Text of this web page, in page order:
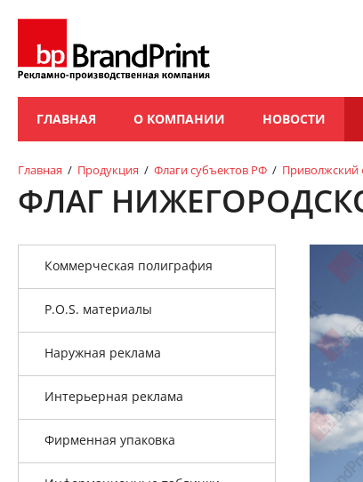
ГЛАВНАЯ О КОМПАНИИ НОВОСТИ
Главная / Продукция / Флаги субъектов РФ / Приволжский
ФЛАГ
Коммерческая полиграфия
P.O.S. материалы
Наружная реклама
Интерьерная реклама
Фирменная упаковка